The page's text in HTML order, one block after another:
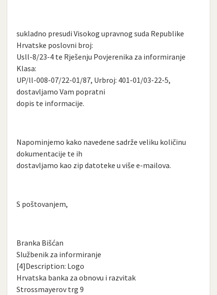
sukladno presudi Visokog upravnog suda Republike
Hrvatske poslovni broj:
Usll-8/23-4 te Rješenju Povjerenika za informiranje
Klasa:
UP/ll-008-07/22-01/87, Urbroj: 401-01/03-22-5,
dostavljamo Vam popratni
dopis te informacije.
Napominjemo kako navedene sadrže veliku količinu
dokumentacije te ih
dostavljamo kao zip datoteke u više e-mailova.
S poštovanjem,
Branka Bišćan
Službenik za informiranje
[4]Description: Logo
Hrvatska banka za obnovu i razvitak
Strossmayerov trg 9